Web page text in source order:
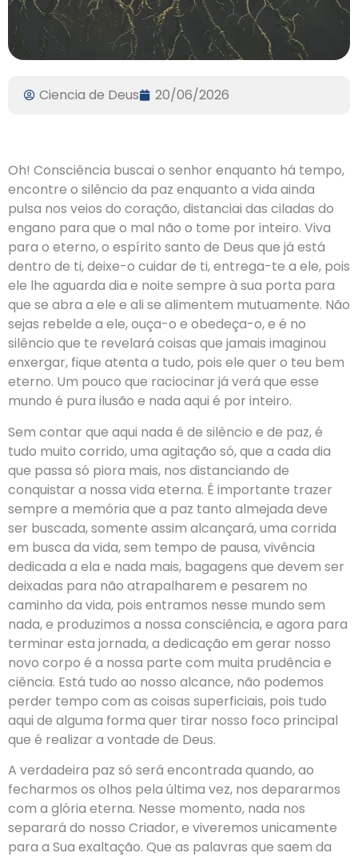
Ciencia de Deus 20/06/2026
Oh! Consciência buscai o senhor enquanto há tempo,
encontre o silêncio da paz enquanto a vida ainda
pulsa nos veios do coração, distanciai das ciladas do
engano para que o mal não o tome por inteiro. Viva
para o eterno, o espírito santo de Deus que já está
dentro de ti, deixe-o cuidar de ti, entrega-te a ele, pois
ele lhe aguarda dia e noite sempre à sua porta para
que se abra a ele e ali se alimentem mutuamente. Não
sejas rebelde a ele, ouça-o e obedeça-o, e é no
silêncio que te revelará coisas que jamais imaginou
enxergar, fique atenta a tudo, pois ele quer o teu bem
eterno. Um pouco que raciocinar já verá que esse
mundo é pura ilusão e nada aqui é por inteiro.
Sem contar que aqui nada é de silêncio e de paz, é
tudo muito corrido, uma agitação só, que a cada dia
que passa só piora mais, nos distanciando de
conquistar a nossa vida eterna. É importante trazer
sempre a memória que a paz tanto almejada deve
ser buscada, somente assim alcançará, uma corrida
em busca da vida, sem tempo de pausa, vivência
dedicada a ela e nada mais, bagagens que devem ser
deixadas para não atrapalharem e pesarem no
caminho da vida, pois entramos nesse mundo sem
nada, e produzimos a nossa consciência, e agora para
terminar esta jornada, a dedicação em gerar nosso
novo corpo é a nossa parte com muita prudência e
ciência. Está tudo ao nosso alcance, não podemos
perder tempo com as coisas superficiais, pois tudo
aqui de alguma forma quer tirar nosso foco principal
que é realizar a vontade de Deus.
A verdadeira paz só será encontrada quando, ao
fecharmos os olhos pela última vez, nos depararmos
com a glória eterna. Nesse momento, nada nos
separará do nosso Criador, e viveremos unicamente
para a Sua exaltação. Que as palavras que saem da